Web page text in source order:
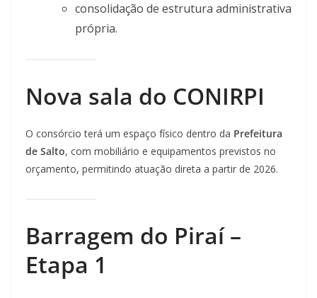
consolidação de estrutura administrativa
própria.
Nova sala do CONIRPI
O consórcio terá um espaço físico dentro da Prefeitura
de Salto, com mobiliário e equipamentos previstos no
orçamento, permitindo atuação direta a partir de 2026.
Barragem do Piraí –
Etapa 1